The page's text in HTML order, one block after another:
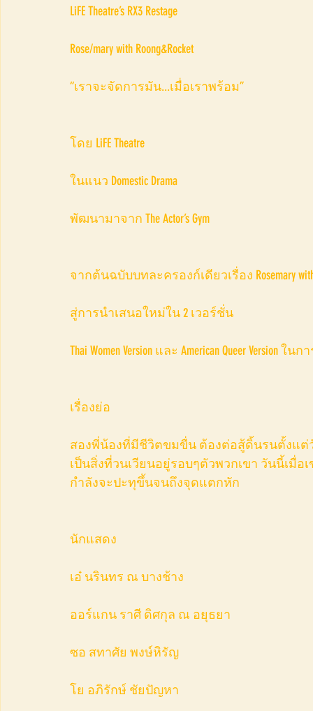
LiFE Theatre’s RX3 Restage
Rose/mary with Roong&Rocket
“เราจะจัดการมัน...เมื่อเราพร้อม”
โดย LiFE Theatre
ในแนว Domestic Drama
พัฒนามาจาก The Actor’s Gym
จากต้นฉบับบทละครองก์เดียวเรื่อง Rosemary with
สู่การนำเสนอใหม่ใน 2 เวอร์ชั่น
Thai Women Version และ American Queer Version ใ
เรื่องย่อ
สองพี่น้องที่มีชีวิตขมขื่น ต้องต่อสู้ดิ้นรนตั้งแต่
เป็นสิ่งที่วนเวียนอยู่รอบๆตัวพวกเขา วันนี้เมื่
กำลังจะปะทุขึ้นจนถึงจุดแตกหัก
นักแสดง
เอ๋ นรินทร ณ บางช้าง
ออร์แกน ราศี ดิศกุล ณ อยุธยา
ซอ สทาศัย พงษ์หิรัญ
โย อภิรักษ์ ชัยปัญหา